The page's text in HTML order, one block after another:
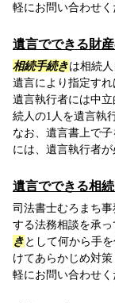
軽にお問い合わせく
遺言でできる財
相続手続きは相続
遺言により指定すれ
遺言執行者には中
続人の1人を遺言執
なお、遺言書上で
には、遺言執行者が
遺言でできる相
司法書士むろまち
する法務相談を承っ
きとして何から手
けてあらかじめ対
軽にお問い合わせく